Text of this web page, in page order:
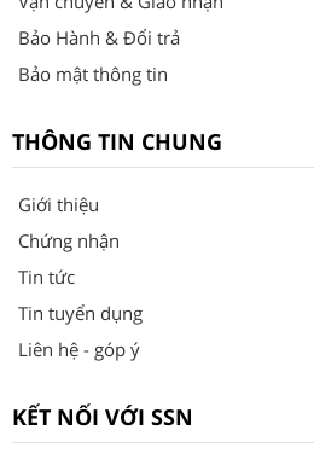
Bảo Hành & Đổi trả
Bảo mật thông tin
THÔNG TIN CHUNG
Giới thiệu
Chứng nhận
Tin tức
Tin tuyển dụng
Liên hệ - góp ý
KẾT NỐI VỚI SSN